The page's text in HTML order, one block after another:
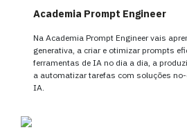
Academia Prompt Engineer
Na Academia Prompt Engineer vais
generativa, a criar e otimizar prompts
ferramentas de IA no dia a dia, a
a automatizar tarefas com soluções
IA.